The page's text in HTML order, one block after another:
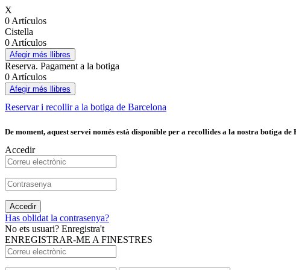
X
0 Artículos
Cistella
0 Artículos
Afegir més llibres
Reserva. Pagament a la botiga
0 Artículos
Afegir més llibres
Reservar i recollir a la botiga de Barcelona
De moment, aquest servei només està disponible per a recollides a la nostra botiga
Accedir
Accedir
Has oblidat la contrasenya?
No ets usuari? Enregistra't
ENREGISTRAR-ME A FINESTRES